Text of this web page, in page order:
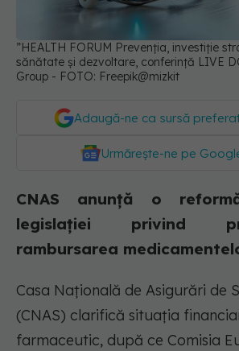
”HEALTH FORUM Prevenția, investiție
sănătate și dezvoltare, conferință LIVE
Group - FOTO: Freepik@mizkit
Adaugă-ne ca sursă
Urmărește-ne pe
CNAS anunță o
legislației privind
rambursarea
Casa Națională de Asigurări de
(CNAS) clarifică situația
farmaceutic, după ce Comisia